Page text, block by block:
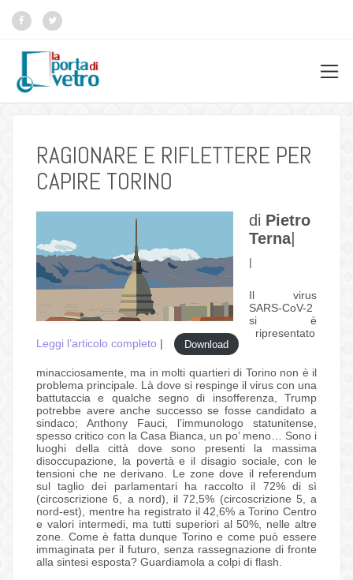
RAGIONARE E RIFLETTERE PER
CAPIRE TORINO
di Pietro
Terna|
Leggi l’articolo completo | Download
|
Il virus
SARS-CoV-2
si è
ripresentato
minacciosamente, ma in molti quartieri di Torino non è il
problema principale. Là dove si respinge il virus con una
battutaccia e qualche segno di insofferenza, Trump
potrebbe avere anche successo se fosse candidato a
sindaco; Anthony Fauci, l’immunologo statunitense,
spesso critico con la Casa Bianca, un po’ meno… Sono i
luoghi della città dove sono presenti la massima
disoccupazione, la povertà e il disagio sociale, con le
tensioni che ne derivano. Le zone dove il referendum
sul taglio dei parlamentari ha raccolto il 72% di sì
(circoscrizione 6, a nord), il 72,5% (circoscrizione 5, a
nord-est), mentre ha registrato il 42,6% a Torino Centro
e valori intermedi, ma tutti superiori al 50%, nelle altre
zone. Come è fatta dunque Torino e come può essere
immaginata per il futuro, senza rassegnazione di fronte
alla sintesi esposta? Guardiamola a colpi di flash.